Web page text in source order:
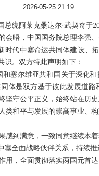
2026-05-25 21:19
统阿莱克桑达尔·武契奇于
会晤，中国国务院总理李强
代中塞命运共同体建设、
。双方特此声明如下：
塞尔维亚共和国关于深化
体是双方基于彼此发展道
守公平正义，始终站在历
和平与发展的崇高事业、
到满意，一致同意继续本
全面战略伙伴关系，持续推
用，全面贯彻落实两国元首